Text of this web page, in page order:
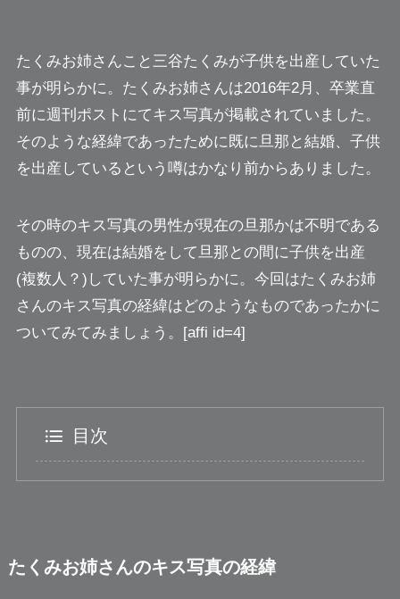
たくみお姉さんこと三谷たくみが子供を出産していた
事が明らかに。たくみお姉さんは2016年2月、卒業直
前に週刊ポストにてキス写真が掲載されていました。
そのような経緯であったために既に旦那と結婚、子供
を出産しているという噂はかなり前からありました。
その時のキス写真の男性が現在の旦那かは不明である
ものの、現在は結婚をして旦那との間に子供を出産
(複数人？)していた事が明らかに。今回はたくみお姉
さんのキス写真の経緯はどのようなものであったかに
ついてみてみましょう。[affi id=4]
目次
たくみお姉さんのキス写真の経緯